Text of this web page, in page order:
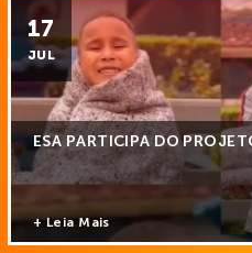
17
JUL
ESA PARTICIPA DO
+ Leia Mais